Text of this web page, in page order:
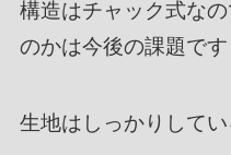
構造はチャック式な
のかは今後の課題です
生地はしっかりして